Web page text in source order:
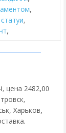
,
,
,
цена 2482,00
Харьков,